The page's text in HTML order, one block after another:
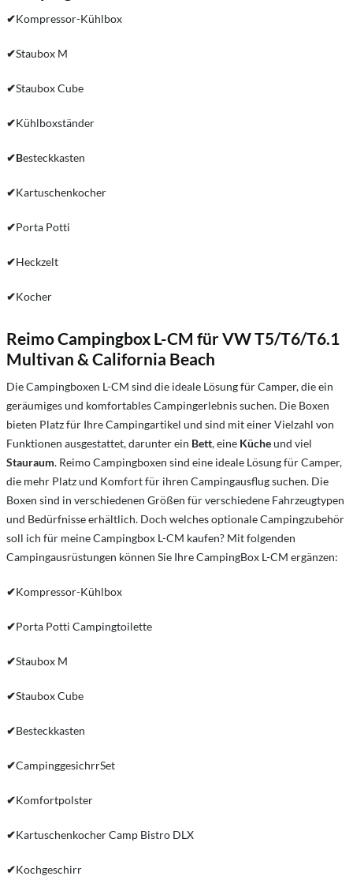
✔Kompressor-Kühlbox
✔Staubox M
✔Staubox Cube
✔Kühlboxständer
✔Besteckkasten
✔Kartuschenkocher
✔Porta Potti
✔Heckzelt
✔Kocher
Reimo Campingbox L-CM für VW T5/T6/T6.1
Multivan & California Beach
Die Campingboxen L-CM sind die ideale Lösung für Camper, die ein
geräumiges und komfortables Campingerlebnis suchen. Die Boxen
bieten Platz für Ihre Campingartikel und sind mit einer Vielzahl von
Funktionen ausgestattet, darunter ein Bett, eine Kücheund viel
Stauraum. Reimo Campingboxen sind eine ideale Lösung für Camper,
die mehr Platz und Komfort für ihren Campingausflug suchen. Die
Boxen sind in verschiedenen Größen für verschiedene Fahrzeugtypen
und Bedürfnisse erhältlich. Doch welches optionale Campingzubehör
soll ich für meine Campingbox L-CM kaufen? Mit folgenden
Campingausrüstungen können Sie Ihre CampingBox L-CM ergänzen:
✔Kompressor-Kühlbox
✔Porta Potti Campingtoilette
✔Staubox M
✔Staubox Cube
✔Besteckkasten
✔CampinggesichrrSet
✔Komfortpolster
✔Kartuschenkocher Camp Bistro DLX
✔Kochgeschirr